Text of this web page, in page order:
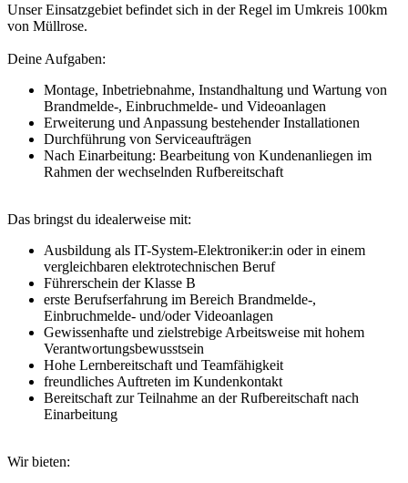
Unser Einsatzgebiet befindet sich in der Regel im Umkreis 100km
von Müllrose.
Deine Aufgaben:
Montage, Inbetriebnahme, Instandhaltung und Wartung von
Brandmelde-, Einbruchmelde- und Videoanlagen
Erweiterung und Anpassung bestehender Installationen
Durchführung von Serviceaufträgen
Nach Einarbeitung: Bearbeitung von Kundenanliegen im
Rahmen der wechselnden Rufbereitschaft
Das bringst du idealerweise mit:
Ausbildung als IT-System-Elektroniker:in oder in einem
vergleichbaren elektrotechnischen Beruf
Führerschein der Klasse B
erste Berufserfahrung im Bereich Brandmelde-,
Einbruchmelde- und/oder Videoanlagen
Gewissenhafte und zielstrebige Arbeitsweise mit hohem
Verantwortungsbewusstsein
Hohe Lernbereitschaft und Teamfähigkeit
freundliches Auftreten im Kundenkontakt
Bereitschaft zur Teilnahme an der Rufbereitschaft nach
Einarbeitung
Wir bieten: